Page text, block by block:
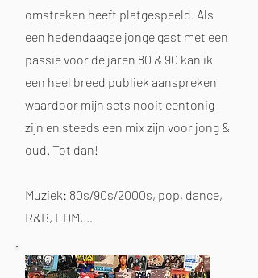
omstreken heeft platgespeeld. Als
een hedendaagse jonge gast met een
passie voor de jaren 80 & 90 kan ik
een heel breed publiek aanspreken
waardoor mijn sets nooit eentonig
zijn en steeds een mix zijn voor jong &
oud. Tot dan!
Muziek: 80s/90s/2000s, pop, dance,
R&B, EDM,…